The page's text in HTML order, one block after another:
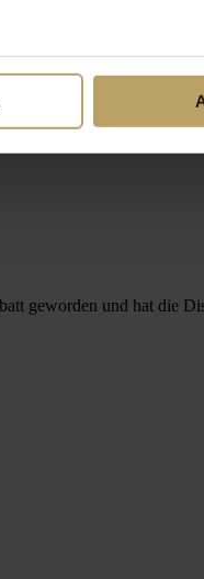
geworden und hat die